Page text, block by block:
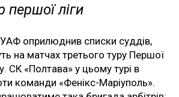
першої ліги
УАФ оприлюднив списки суддів,
на матчах третього туру Першої
СК «Полтава» у цьому турі в
команди «Фенікс-Маріуполь».